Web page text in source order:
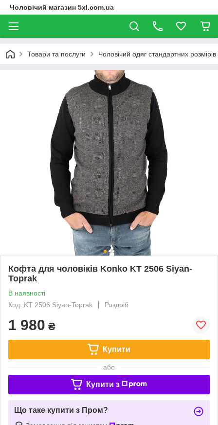
Чоловічий магазин 5xl.com.ua
Товари та послуги Чоловічий одяг стандартних розмірів
Кофта для чоловіків Konko KT 2506 Siyan-
Toprak
В наявності
Код: KT 2506 Siyan-Toprak
Роздріб
1 980 ₴
Купити
або
Купити з
Що таке купити з Пром?